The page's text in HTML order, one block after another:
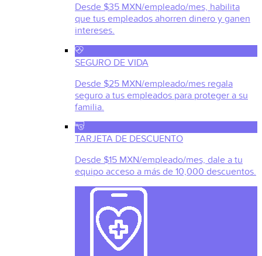
Desde $35 MXN/empleado/mes, habilita
que tus empleados ahorren dinero y ganen
intereses.
SEGURO DE VIDA
Desde $25 MXN/empleado/mes regala
seguro a tus empleados para proteger a su
familia.
TARJETA DE DESCUENTO
Desde $15 MXN/empleado/mes, dale a tu
equipo acceso a más de 10,000 descuentos.